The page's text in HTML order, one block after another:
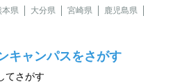
本県 大分県 宮崎県
鹿児島県
キャンパスをさがす
てさがす